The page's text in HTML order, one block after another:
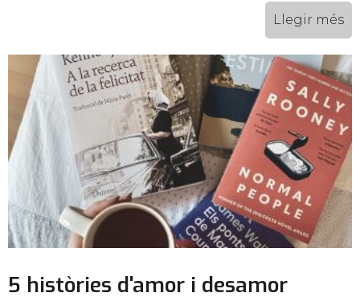
Llegir més
5 històries d'amor i desamor